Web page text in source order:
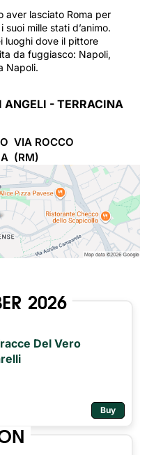
aver lasciato Roma per
mille stati d’animo.
luoghi dove il pittore
da fuggiasco: Napoli,
Napoli.
- TERRACINA
VIA ROCCO
(RM)
2026
Del Vero
Buy